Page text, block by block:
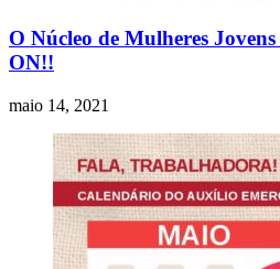
O Núcleo de Mulheres
ON!!
maio 14, 2021